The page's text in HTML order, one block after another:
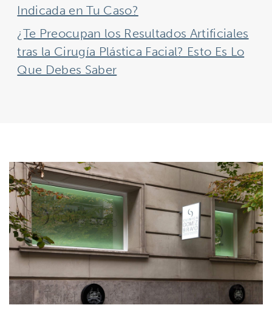
Indicada en Tu Caso?
¿Te Preocupan los Resultados Artificiales
tras la Cirugía Plástica Facial? Esto Es Lo
Que Debes Saber